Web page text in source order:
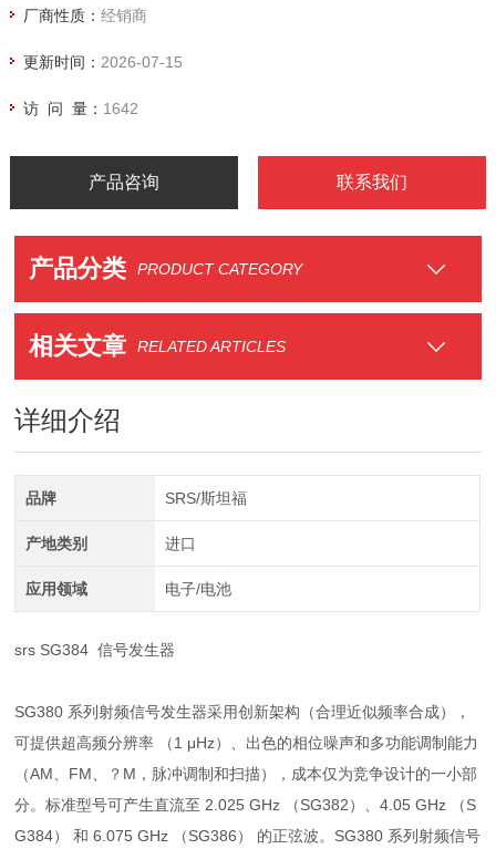
厂商性质： 经销商
更新时间： 2026-07-15
访 问 量： 1642
产品咨询 联系我们
产品分类 PRODUCT CATEGORY
相关文章 RELATED ARTICLES
详细介绍
品牌 SRS/斯坦福
产地类别 进口
应用领域 电子/电池
srs SG384 信号发生器
SG380 系列射频信号发生器采用创新架构（合理近似频率合成），
可提供超高频分辨率 （1 μHz）、出色的相位噪声和多功能调制能力
（AM、FM、？M，脉冲调制和扫描），成本仅为竞争设计的一小部
分。标准型号可产生直流至 2.025 GHz （SG382）、4.05 GHz （S
G384） 和 6.075 GHz （SG386） 的正弦波。SG380 系列射频信号